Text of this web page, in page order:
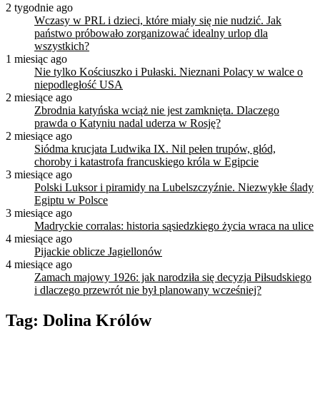
2 tygodnie ago
Wczasy w PRL i dzieci, które miały się nie nudzić. Jak
państwo próbowało zorganizować idealny urlop dla
wszystkich?
1 miesiąc ago
Nie tylko Kościuszko i Pułaski. Nieznani Polacy w walce o
niepodległość USA
2 miesiące ago
Zbrodnia katyńska wciąż nie jest zamknięta. Dlaczego
prawda o Katyniu nadal uderza w Rosję?
2 miesiące ago
Siódma krucjata Ludwika IX. Nil pełen trupów, głód,
choroby i katastrofa francuskiego króla w Egipcie
3 miesiące ago
Polski Luksor i piramidy na Lubelszczyźnie. Niezwykłe ślady
Egiptu w Polsce
3 miesiące ago
Madryckie corralas: historia sąsiedzkiego życia wraca na ulice
4 miesiące ago
Pijackie oblicze Jagiellonów
4 miesiące ago
Zamach majowy 1926: jak narodziła się decyzja Piłsudskiego
i dlaczego przewrót nie był planowany wcześniej?
Tag: Dolina Królów